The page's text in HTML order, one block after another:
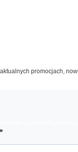
promocjach,